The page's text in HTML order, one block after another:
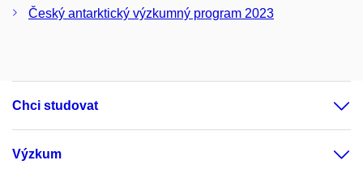
Český antarktický výzkumný program 2023
Chci studovat
Výzkum